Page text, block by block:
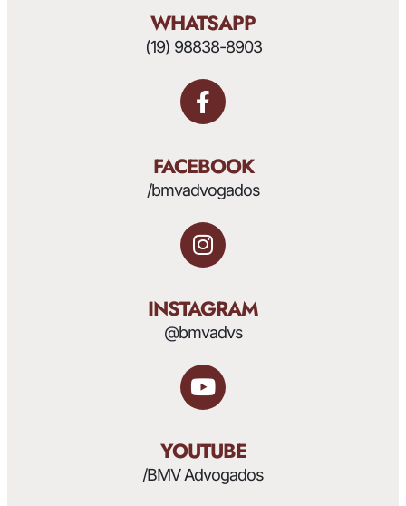
WHATSAPP
(19) 98838-8903
FACEBOOK
/bmvadvogados
INSTAGRAM
@bmvadvs
YOUTUBE
/BMV Advogados